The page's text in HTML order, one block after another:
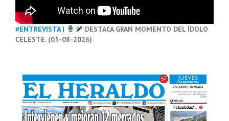
#ENTREVISTA|
DESTACA GRAN MOMENTO DEL ÍDOLO
CELESTE. (05-08-2026)